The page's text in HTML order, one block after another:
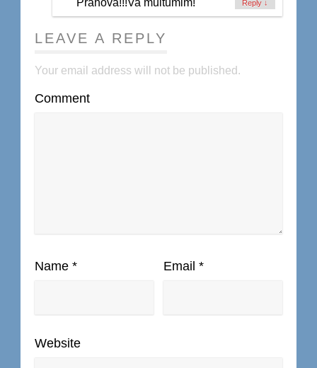
Prahova!!!Va multumim! Reply ↓
LEAVE A REPLY
Your email address will not be published.
Comment
Name * Email *
Website